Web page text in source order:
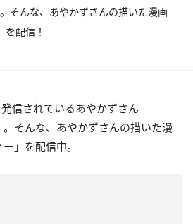
そんな、あやかずさんの描いた漫画
を配信！
信されているあやかずさん
。そんな、あやかずさんの描いた漫
」を配信中。